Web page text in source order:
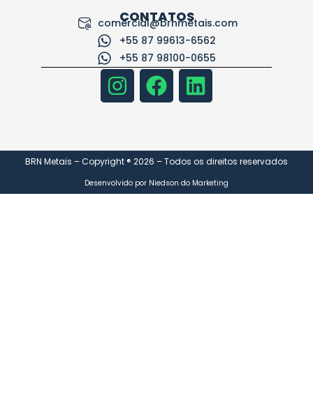
CONTATOS
comercial@brnmetais.com
+55 87 99613-6562
+55 87 98100-0655
BRN Metais – Copyright ® 2026 – Todos os direitos reservados
Desenvolvido por Niedson do Marketing